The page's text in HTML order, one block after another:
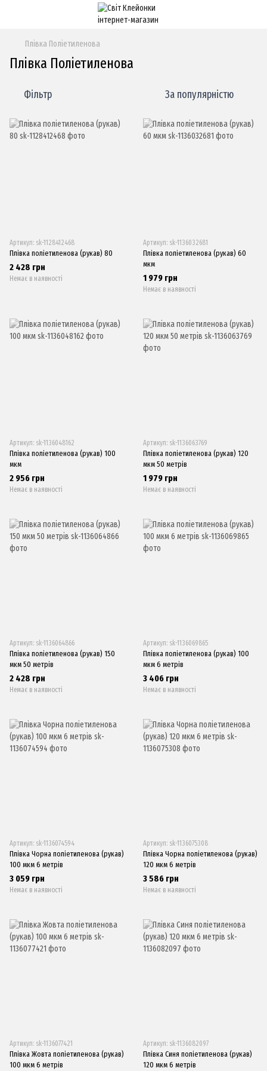
Плівка Поліетиленова
Плівка Поліетиленова
Фільтр За популярністю
Артикул: sk-1128412468
Плівка поліетиленова (рукав) 80
2 428 грн
Немає в наявності
Артикул: sk-1136032681
Плівка поліетиленова (рукав) 60
мкм
1 979 грн
Немає в наявності
Артикул: sk-1136048162
Плівка поліетиленова (рукав) 100
мкм
2 956 грн
Немає в наявності
Артикул: sk-1136063769
Плівка поліетиленова (рукав) 120
мкм 50 метрів
1 979 грн
Немає в наявності
Артикул: sk-1136064866
Плівка поліетиленова (рукав) 150
мкм 50 метрів
2 428 грн
Немає в наявності
Артикул: sk-1136069865
Плівка поліетиленова (рукав) 100
мкм 6 метрів
3 406 грн
Немає в наявності
Артикул: sk-1136074594
Плівка Чорна поліетиленова (рукав)
100 мкм 6 метрів
3 059 грн
Немає в наявності
Артикул: sk-1136075308
Плівка Чорна поліетиленова (рукав)
120 мкм 6 метрів
3 586 грн
Немає в наявності
Артикул: sk-1136077421
Плівка Жовта поліетиленова (рукав)
100 мкм 6 метрів
Артикул: sk-1136082097
Плівка Синя поліетиленова (рукав)
120 мкм 6 метрів